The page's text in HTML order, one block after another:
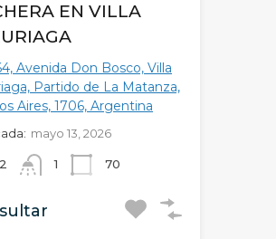
EN VILLA
Avenida Don Bosco, Villa
Partido de La Matanza,
Aires, 1706, Argentina
mayo 13, 2026
2 1 70